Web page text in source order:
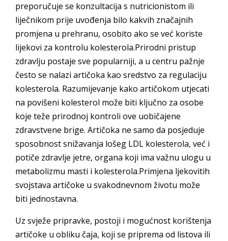
preporučuje se konzultacija s nutricionistom ili
liječnikom prije uvođenja bilo kakvih značajnih
promjena u prehranu, osobito ako se već koriste
lijekovi za kontrolu kolesterola.Prirodni pristup
zdravlju postaje sve popularniji, a u centru pažnje
često se nalazi artičoka kao sredstvo za regulaciju
kolesterola. Razumijevanje kako artičokom utjecati
na povišeni kolesterol može biti ključno za osobe
koje teže prirodnoj kontroli ove uobičajene
zdravstvene brige. Artičoka ne samo da posjeduje
sposobnost snižavanja lošeg LDL kolesterola, već i
potiče zdravlje jetre, organa koji ima važnu ulogu u
metabolizmu masti i kolesterola.Primjena ljekovitih
svojstava artičoke u svakodnevnom životu može
biti jednostavna.
Uz svježe pripravke, postoji i mogućnost korištenja
artičoke u obliku čaja, koji se priprema od listova ili